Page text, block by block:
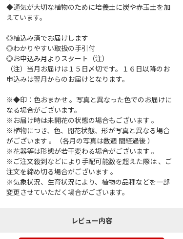
◆通気が大切な植物のために培養土に炭や赤玉土を加
えています。
◎植込み済でお届けします
◎わかりやすい取扱の手引付
◎お申込み月よりスタート（注）
（注）当月お届けは１５日〆切です。１６日以降のお
申込みは翌月からのお届けとなります。
※◆印：色おまかせ 。写真と異なった色でのお届けに
なる場合がございます。
※お届け時は未開花の状態の場合もございます 。
※植物につき、色、開花状態、形が写真と異なる場合
がございます 。（各月の写真は数週 間経過後 ）
※花器等は形態が若干変わる場合がございます 。
※ご注文殺到などにより手配可能数を超えた際は 、ご
注文を締め切る場合がございます 。
※気象状況、生育状況により、植物の品種などを一部
変更させていただく場合がございます。
レビュー内容